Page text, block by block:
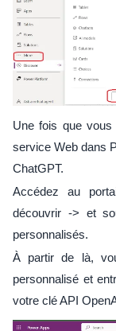
Une fois que
service Web dans
ChatGPT.
Accédez au
découvrir -> et
personnalisés.
À partir de là,
personnalisé et
votre clé API